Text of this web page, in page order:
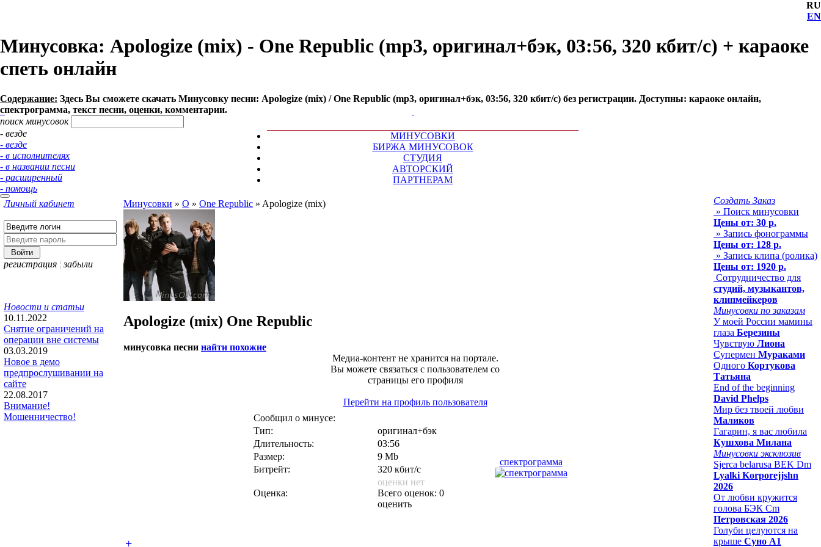
RU
EN
Минусовка: Apologize (mix) - One Republic (mp3, оригинал+бэк, 03:56, 320 кбит/с) + караоке
спеть онлайн
Содержание: Здесь Вы сможете cкачать Минусовку песни: Apologize (mix) / One Republic (mp3, оригинал+бэк, 03:56, 320 кбит/с) без регистрации. Доступны: караоке онлайн,
спектрограмма, текст песни, оценки, комментарии.
поиск минусовок
- везде
- везде
- в исполнителях
- в названии песни
- расширенный
- помощь
МИНУСОВКИ
БИРЖА МИНУСОВОК
СТУДИЯ
АВТОРСКИЙ
ПАРТНЕРАМ
Личный кабинет
регистрация ¦ забыли
Новости и статьи
10.11.2022
Снятие ограничений на
операции вне системы
03.03.2019
Новое в демо
предпрослушивании на
сайте
22.08.2017
Внимание!
Мошенничество!
Минусовки » O » One Republic » Apologize (mix)
Apologize (mix) One Republic
минусовка песни найти похожие
Медиа-контент не хранится на портале.
Вы можете связаться с пользователем со
страницы его профиля
Перейти на профиль пользователя
Сообщил о минусе:
Тип:
оригинал+бэк
спектрограмма
Длительность:
03:56
Размер:
9 Mb
Битрейт:
320 кбит/с
Оценка:
оценки нет
Всего оценок: 0
оценить
+
Создать Заказ
» Поиск минусовки
Цены от: 30 р.
» Запись фонограммы
Цены от: 128 р.
» Запись клипа (ролика)
Цены от: 1920 р.
Сотрудничество для
студий, музыкантов,
клипмейкеров
Минусовки по заказам
У моей России мамины
глаза Березины
Чувствую Лиона
Супермен Мураками
Одного Кортукова
Татьяна
End of the beginning
David Phelps
Мир без твоей любви
Маликов
Гагарин, я вас любила
Кушхова Милана
Минусовки эксклюзив
Sjerca belarusa BEK Dm
Lyalki Korporejjshn
2026
От любви кружится
голова БЭК Cm
Петровская 2026
Голуби целуются на
крыше Суно А1